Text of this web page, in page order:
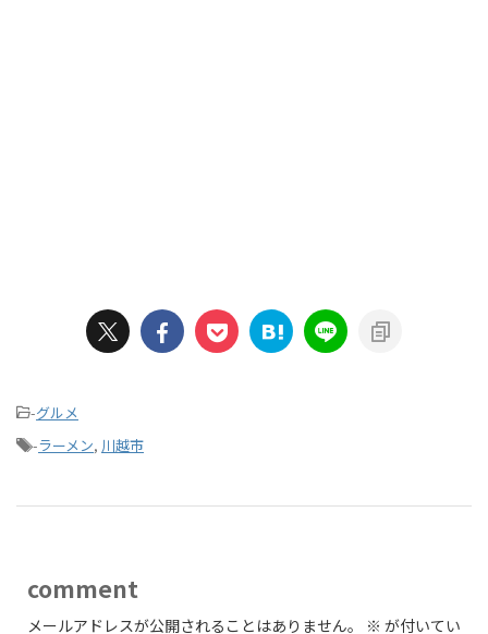
-グルメ
-ラーメン, 川越市
comment
メールアドレスが公開されることはありません。 ※ が付いてい